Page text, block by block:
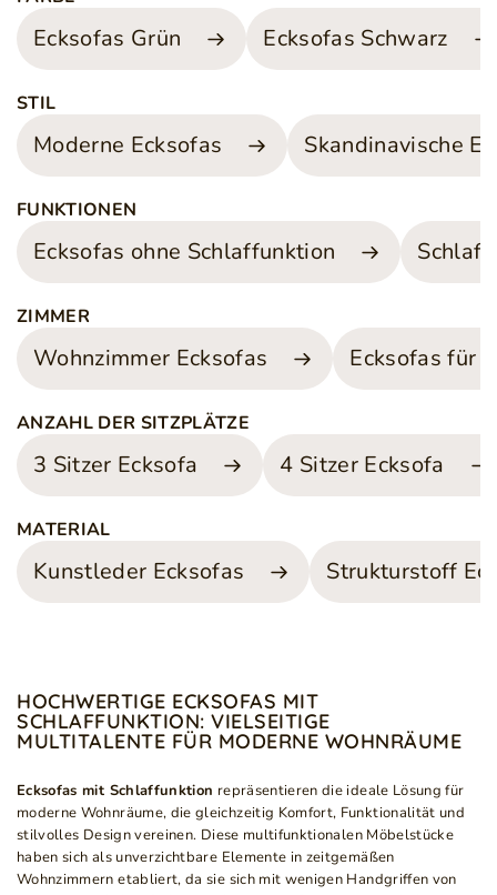
Ecksofas Grün Ecksofas Schwarz
STIL
Moderne Ecksofas Skandinavische
FUNKTIONEN
Ecksofas ohne Schlaffunktion Schlaf
ZIMMER
Wohnzimmer Ecksofas Ecksofas für
ANZAHL DER SITZPLÄTZE
3 Sitzer Ecksofa 4 Sitzer Ecksofa
MATERIAL
Kunstleder Ecksofas Strukturstoff
HOCHWERTIGE ECKSOFAS MIT
SCHLAFFUNKTION: VIELSEITIGE
MULTITALENTE FÜR MODERNE WOHNRÄUME
Ecksofas mit Schlaffunktion repräsentieren die ideale Lösung für
moderne Wohnräume, die gleichzeitig Komfort, Funktionalität und
stilvolles Design vereinen. Diese multifunktionalen Möbelstücke
haben sich als unverzichtbare Elemente in zeitgemäßen
Wohnzimmern etabliert, da sie sich mit wenigen Handgriffen von